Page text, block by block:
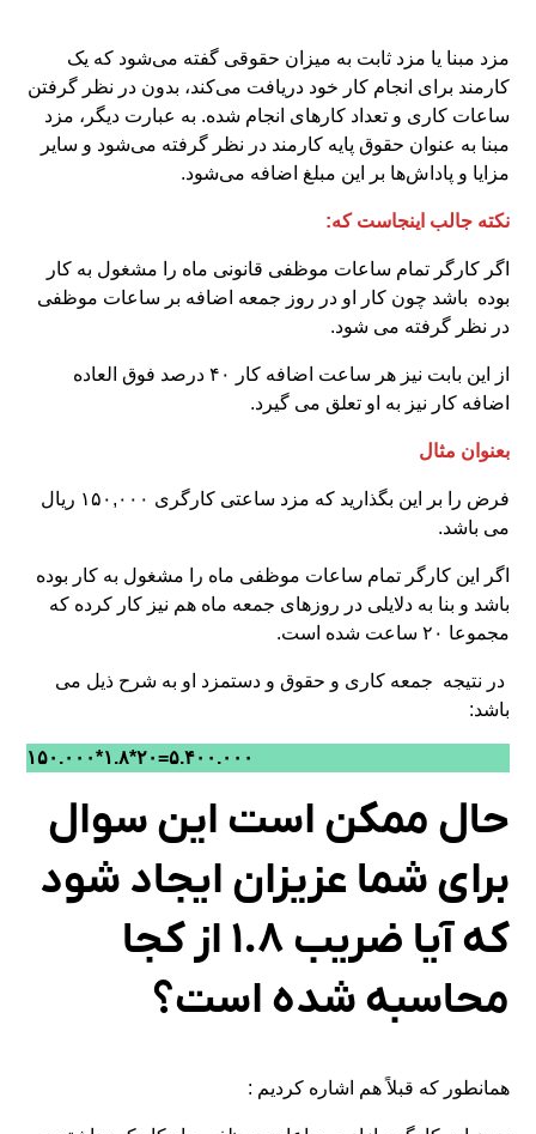
مزد مبنا یا مزد ثابت به میزان حقوقی گفته می‌شود که یک
کارمند برای انجام کار خود دریافت می‌کند، بدون در نظر گرفتن
ساعات کاری و تعداد کارهای انجام شده. به عبارت دیگر، مزد
مبنا به عنوان حقوق پایه کارمند در نظر گرفته می‌شود و سایر
مزایا و پاداش‌ها بر این مبلغ اضافه می‌شود.
نکته جالب اینجاست که:
اگر کارگر تمام ساعات موظفی قانونی ماه را مشغول به کار
بوده باشد چون کار او در روز جمعه اضافه بر ساعات موظفی
در نظر گرفته می شود.
از این بابت نیز هر ساعت اضافه کار ۴۰ درصد فوق العاده
اضافه کار نیز به او تعلق می گیرد.
بعنوان مثال
فرض را بر این بگذارید که مزد ساعتی کارگری ۱۵۰,۰۰۰ ریال
می باشد.
اگر این کارگر تمام ساعات موظفی ماه را مشغول به کار بوده
باشد و بنا به دلایلی در روزهای جمعه ماه هم نیز کار کرده که
مجموعا ۲۰ ساعت شده است.
در نتیجه جمعه کاری و حقوق و دستمزد او به شرح ذیل می
باشد:
۵.۴۰۰.۰۰۰=۲۰*۱.۸*۱۵۰.۰۰۰
حال ممکن است این سوال
برای شما عزیزان ایجاد شود
که آیا ضریب ۱.۸ از کجا
محاسبه شده است؟
همانطور که قبلاً هم اشاره کردیم :